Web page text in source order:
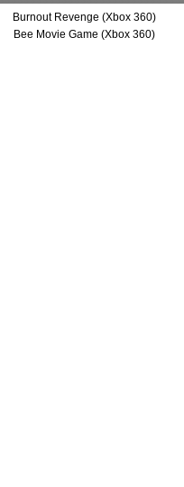
Burnout Revenge (Xbox 360)
Bee Movie Game (Xbox 360)